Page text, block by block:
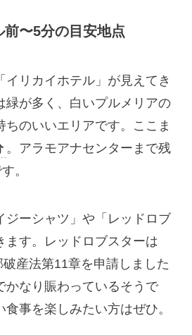
〜5分の目安地点
イリカイホテル」が見えてき
緑が多く、白いプルメリアの
ちのいいエリアです。ここま
。アラモアナセンターまで残
。
ジーシャツ」や「レッドロブ
ます。レッドロブスターは
産法第11章を申請しました
かなり賑わっているそうで
事を楽しみたい方はぜひ。